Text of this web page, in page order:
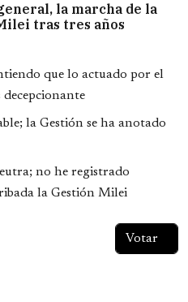
la marcha de la
tras tres años
que lo actuado por el
decepcionante
la Gestión se ha anotado
no he registrado
la Gestión Milei